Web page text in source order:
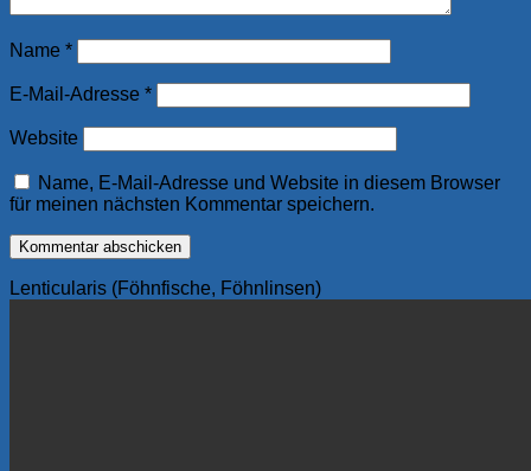
Name *
E-Mail-Adresse *
Website
Name, E-Mail-Adresse und Website in diesem Browser
für meinen nächsten Kommentar speichern.
Lenticularis (Föhnfische, Föhnlinsen)